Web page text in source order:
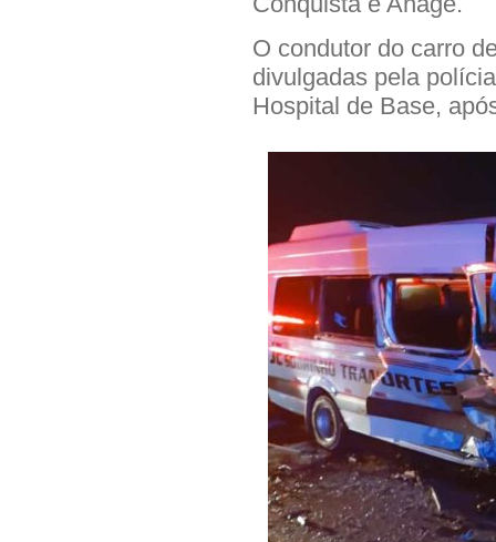
O condutor do carro
divulgadas pela
Hospital de Base,